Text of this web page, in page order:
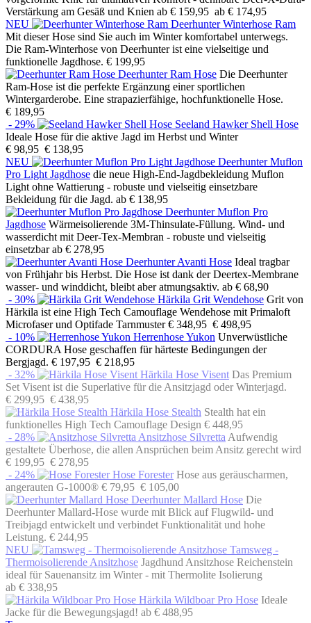
Verstärkung am Gesäß und Knien ab € 159,95 ab € 174,95
NEU
Deerhunter Winterhose Ram
Mit dieser Hose sind Sie auch im Winter komfortabel unterwegs.
Die Ram-Winterhose von Deerhunter ist eine vielseitige und
funktionelle Jagdhose. € 199,95
Deerhunter Ram Hose Die Deerhunter
Ram-Hose ist die perfekte Ergänzung einer sportlichen
Wintergarderobe. Eine strapazierfähige, hochfunktionelle Hose.
€ 189,95
- 29%
Seeland Hawker Shell Hose
Ideale Hose für die aktive Jagd im Herbst und Winter
€ 98,95 € 138,95
NEU
Deerhunter Muflon
Pro Light Jagdhose die neue High-End-Jagdbekleidung Muflon
Light ohne Wattierung - robuste und vielseitig einsetzbare
Bekleidung für die Jagd. ab € 138,95
Deerhunter Muflon Pro
Jagdhose Wärmeisolierende 3M-Thinsulate-Füllung. Wind- und
wasserdicht mit Deer-Tex-Membran - robuste und vielseitig
einsetzbar ab € 278,95
Deerhunter Avanti Hose Ideal tragbar
von Frühjahr bis Herbst. Die Hose ist dank der Deertex-Membrane
wasser- und winddicht, bleibt aber atmungsaktiv. ab € 68,90
- 30%
Härkila Grit Wendehose Grit von
Härkila ist eine High Tech Camouflage Wendehose mit Primaloft
Microfaser und Optifade Tarnmuster € 348,95 € 498,95
- 10%
Herrenhose Yukon Unverwüstliche
CORDURA Hose geschaffen für härteste Bedingungen der
Bergjagd. € 197,95 € 218,95
- 32%
Härkila Hose Visent Das Premium
Set Visent ist die Superlative für die Ansitzjagd oder Winterjagd.
€ 299,95 € 438,95
Härkila Hose Stealth Stealth hat ein
funktionelles High Tech Camouflage Design € 448,95
- 28%
Ansitzhose Silvretta Aufwendig
gestaltete Überhose, die allen Ansprüchen beim Ansitz gerecht wird
€ 199,95 € 278,95
- 24%
Hose Forester Hose aus geräuscharmen,
angerauten G-1000® € 79,95 € 105,00
Deerhunter Mallard Hose Die
Deerhunter Mallard-Hose wurde mit Blick auf Flugwild- und
Treibjagd entwickelt und verbindet Funktionalität und hohe
Leistung. € 244,95
NEU
Tamsweg -
Thermoisolierende Ansitzhose Jagdhund Ansitzhose Reichenstein
ideal für Sauenansitz im Winter - mit Thermolite Isolierung
ab € 338,95
Härkila Wildboar Pro Hose Ideale
Jacke für die Bewegungsjagd! ab € 488,95